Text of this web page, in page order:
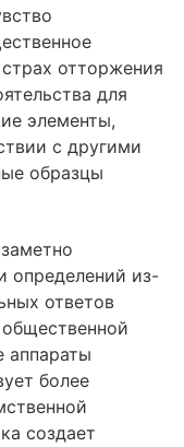
отторжения
для
элементы,
с другими
образцы
определений из-
ответов
аппараты
более
создает